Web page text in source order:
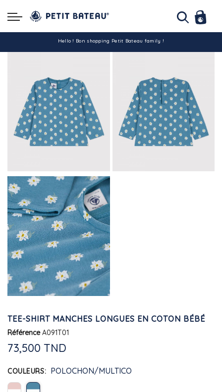
Hello ! Bon shopping Petit Bateau family !
-10% pour tout paiement par carte bancaire (hors promo)
TEE-SHIRT MANCHES LONGUES EN COTON BÉBÉ
Référence A091T01
73,500 TND
COULEURS POLOCHON/MULTICO